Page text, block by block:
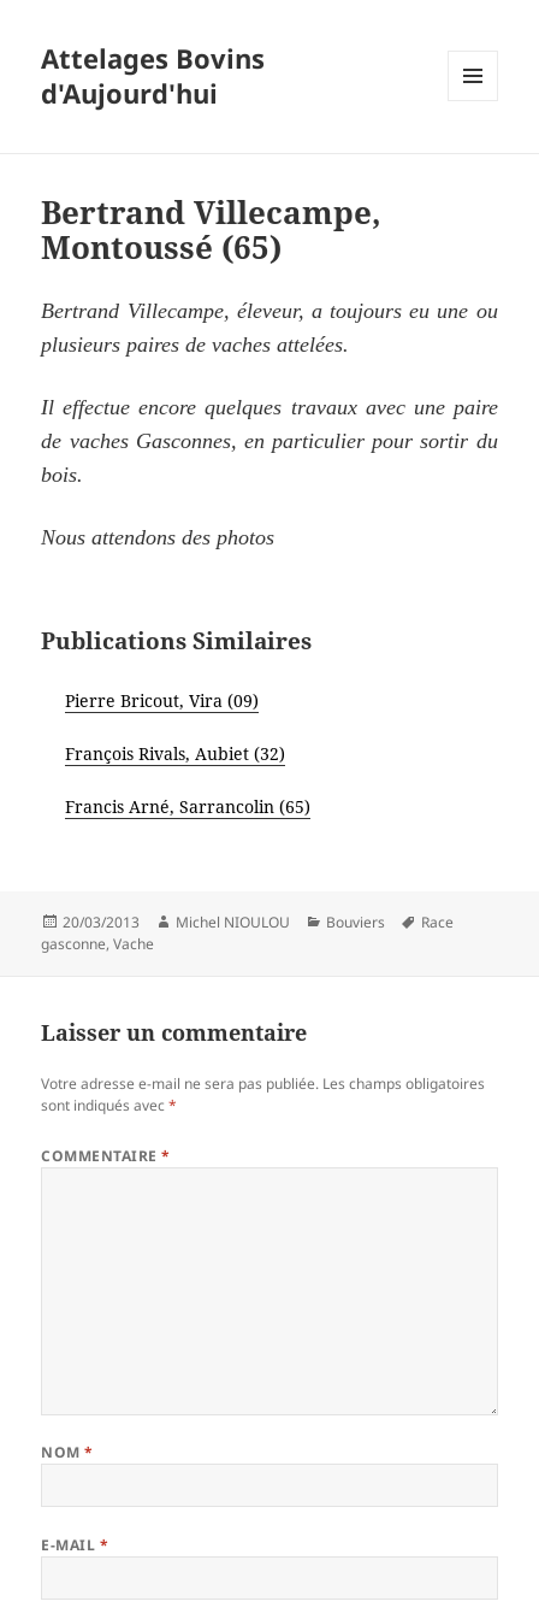
Attelages Bovins
d'Aujourd'hui
Bertrand Villecampe,
Montoussé (65)
Bertrand Villecampe, éleveur, a toujours eu une ou
plusieurs paires de vaches attelées.
Il effectue encore quelques travaux avec une paire
de vaches Gasconnes, en particulier pour sortir du
bois.
Nous attendons des photos
Publications Similaires
Pierre Bricout, Vira (09)
François Rivals, Aubiet (32)
Francis Arné, Sarrancolin (65)
Publié
le
20/03/2013 Auteur
Michel NIOULOU Catégories
Bouviers
Mots-
Race
gasconne,Vache
Laisser un commentaire
Votre adresse e-mail ne sera pas publiée. Les champs obligatoires
sont indiqués avec*
COMMENTAIRE*
NOM*
E-MAIL *